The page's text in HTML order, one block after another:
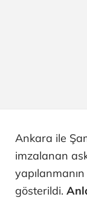
Ankara ile
imzalanan
gösterildi.